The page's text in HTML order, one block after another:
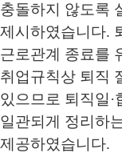
충돌하지 않도록
제시하였습니다.
근로관계 종료를
취업규칙상 퇴직
있으므로 퇴직일·
일관되게 정리하
제공하였습니다.